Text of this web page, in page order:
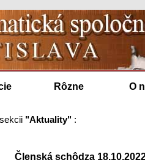
Rôzne O
"Aktuality" :
Členská schôdza